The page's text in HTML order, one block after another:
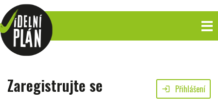
Zaregistrujte se login Přihlášení